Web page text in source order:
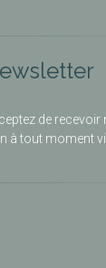
de recevoir
à tout moment